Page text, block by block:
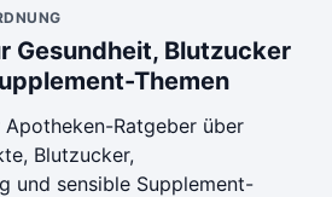
Gesundheit, Blutzucker
Themen
Ratgeber über
Blutzucker,
und sensible Supplement-